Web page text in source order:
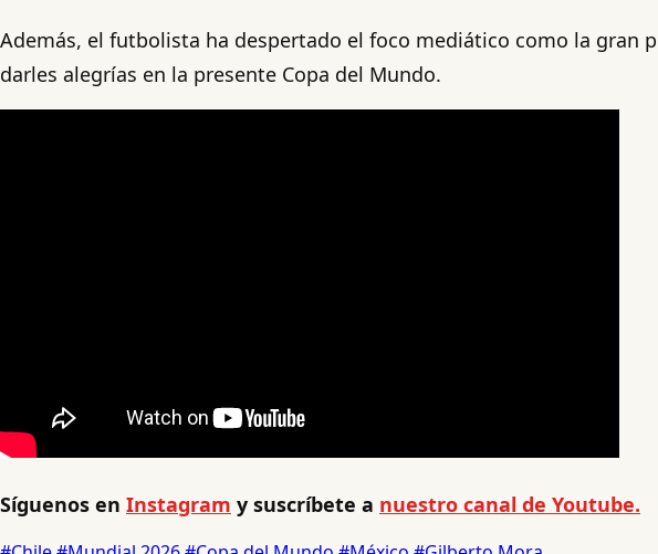
Además, el futbolista ha despertado el foco mediático como la gran
darles alegrías en la presente Copa del Mundo.
Síguenos en Instagram y suscríbete a nuestro canal de Youtube.